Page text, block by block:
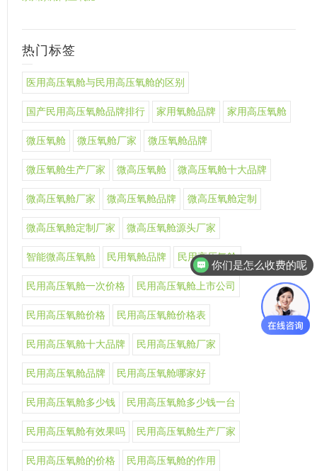
热门标签
医用高压氧舱与民用高压氧舱的区别
国产民用高压氧舱品牌排行 家用氧舱品牌 家用高压氧舱
微压氧舱 微压氧舱厂家 微压氧舱品牌
微压氧舱生产厂家 微高压氧舱 微高压氧舱十大品牌
微高压氧舱厂家 微高压氧舱品牌 微高压氧舱定制
微高压氧舱定制厂家 微高压氧舱源头厂家
智能微高压氧舱 民用氧舱品牌 民用高压氧舱
民用高压氧舱一次价格 民用高压氧舱上市公司
民用高压氧舱价格 民用高压氧舱价格表
民用高压氧舱十大品牌 民用高压氧舱厂家
民用高压氧舱品牌 民用高压氧舱哪家好
民用高压氧舱多少钱 民用高压氧舱多少钱一台
民用高压氧舱有效果吗 民用高压氧舱生产厂家
民用高压氧舱的价格 民用高压氧舱的作用
你们是怎么收费的呢